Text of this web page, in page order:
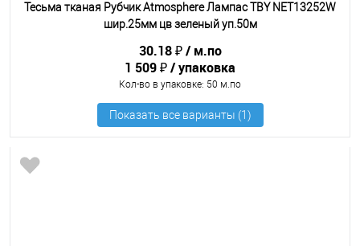
Тесьма тканая Рубчик Atmosphere Лампас TBY NET13252W
шир.25мм цв зеленый уп.50м
30.18 ₽
м.по
1 509 ₽
упаковка
Кол-во в упаковке: 50 м.по